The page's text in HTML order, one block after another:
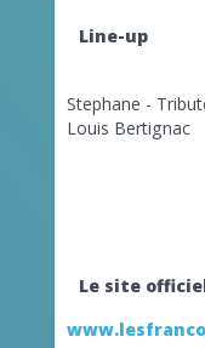
Line-up
Stephane -
Louis Bertignac
Le site